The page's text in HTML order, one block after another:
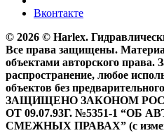
Вконтакте
© 2026 © Harlex.
Все права защищены.
объектами авторского права.
распространение, любое
объектов без
ЗАЩИЩЕНО ЗАКОНОМ
ОТ 09.07.93Г. №5351-1 “ОБ
СМЕЖНЫХ ПРАВАХ” (с